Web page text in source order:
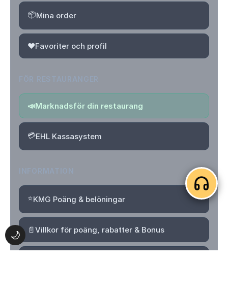
🌙
📦Mina order
❤️Favoriter och profil
📣Marknadsför din restaurang
💳EHL Kassasystem
⭐KMG Poäng & belöningar
📄Villkor för poäng, rabatter & Bonus